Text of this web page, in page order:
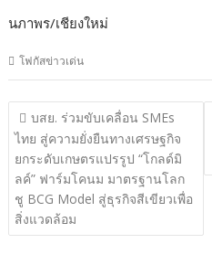
นภาพร/เชียงใหม่
โฟกัสข่าวเด่น
แนะแนว
เรื่อง
บสย. ร่วมขับเคลื่อน SMEs
ไทย สู่ความยั่งยืนทางเศรษฐกิจ
ยกระดับเกษตรแปรรูป “โกลด์มิ
ลค์” ฟาร์มโคนม มาตรฐานโลก
ชู BCG Model สู่ธุรกิจสีเขียวเพื่อ
สิ่งแวดล้อม